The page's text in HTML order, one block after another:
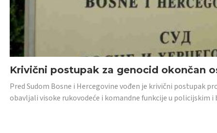
Krivični postupak za genocid okončan
Pred Sudom Bosne i Hercegovine vođen je krivični postupak
obavljali visoke rukovodeće i komandne funkcije u policijskim